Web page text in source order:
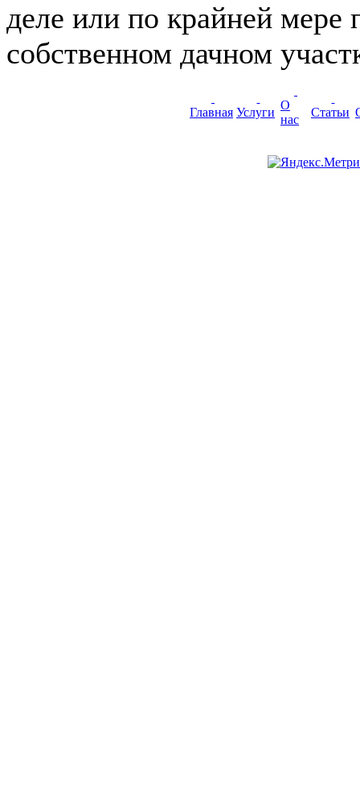
деле или по крайней мере
собственном дачном
Главная Услуги
О
нас
Статьи